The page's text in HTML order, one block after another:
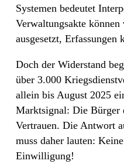
Systemen bedeutet
Verwaltungsakte
ausgesetzt,
Doch der Widerstand
über 3.000
allein bis August 2025
Marktsignal: Die Bürger
Vertrauen. Die Antwort
muss daher lauten:
Einwilligung!